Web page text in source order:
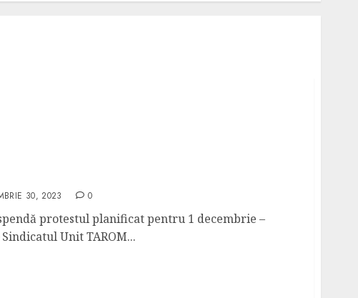
30, 2023 0
protestul planificat pentru 1 decembrie –
Unit TAROM...